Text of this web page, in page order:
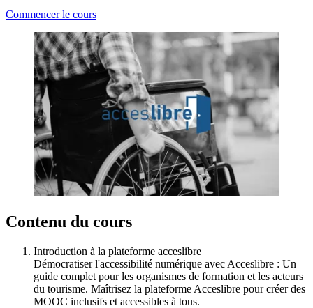
Commencer le cours
Contenu du cours
Introduction à la plateforme acceslibre
Démocratiser l'accessibilité numérique avec Acceslibre : Un
guide complet pour les organismes de formation et les acteurs
du tourisme. Maîtrisez la plateforme Acceslibre pour créer des
MOOC inclusifs et accessibles à tous.